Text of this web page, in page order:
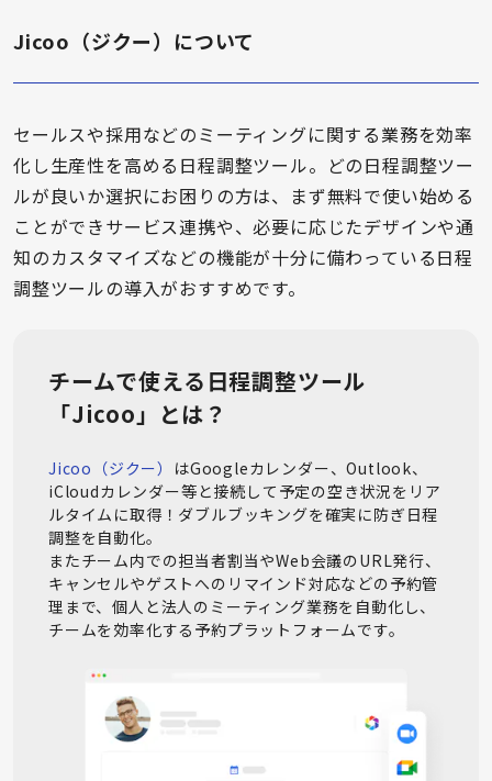
Jicoo（ジクー）について
セールスや採用などのミーティングに関する業務を効率
化し生産性を高める日程調整ツール。どの日程調整ツー
ルが良いか選択にお困りの方は、まず無料で使い始める
ことができサービス連携や、必要に応じたデザインや通
知のカスタマイズなどの機能が十分に備わっている日程
調整ツールの導入がおすすめです。
チームで使える日程調整ツール
「Jicoo」とは？
Jicoo（ジクー） はGoogleカレンダー、Outlook、
iCloudカレンダー等と接続して予定の空き状況をリア
ルタイムに取得！ダブルブッキングを確実に防ぎ日程
調整を自動化。
またチーム内での担当者割当やWeb会議のURL発行、
キャンセルやゲストへのリマインド対応などの予約管
理まで、個人と法人のミーティング業務を自動化し、
チームを効率化する予約プラットフォームです。